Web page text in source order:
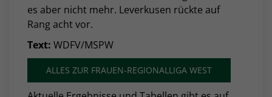
es aber nicht mehr. Leverkusen rückte auf
Rang acht vor.
Text: WDFV/MSPW
ALLES ZUR FRAUEN-REGIONALLIGA WEST